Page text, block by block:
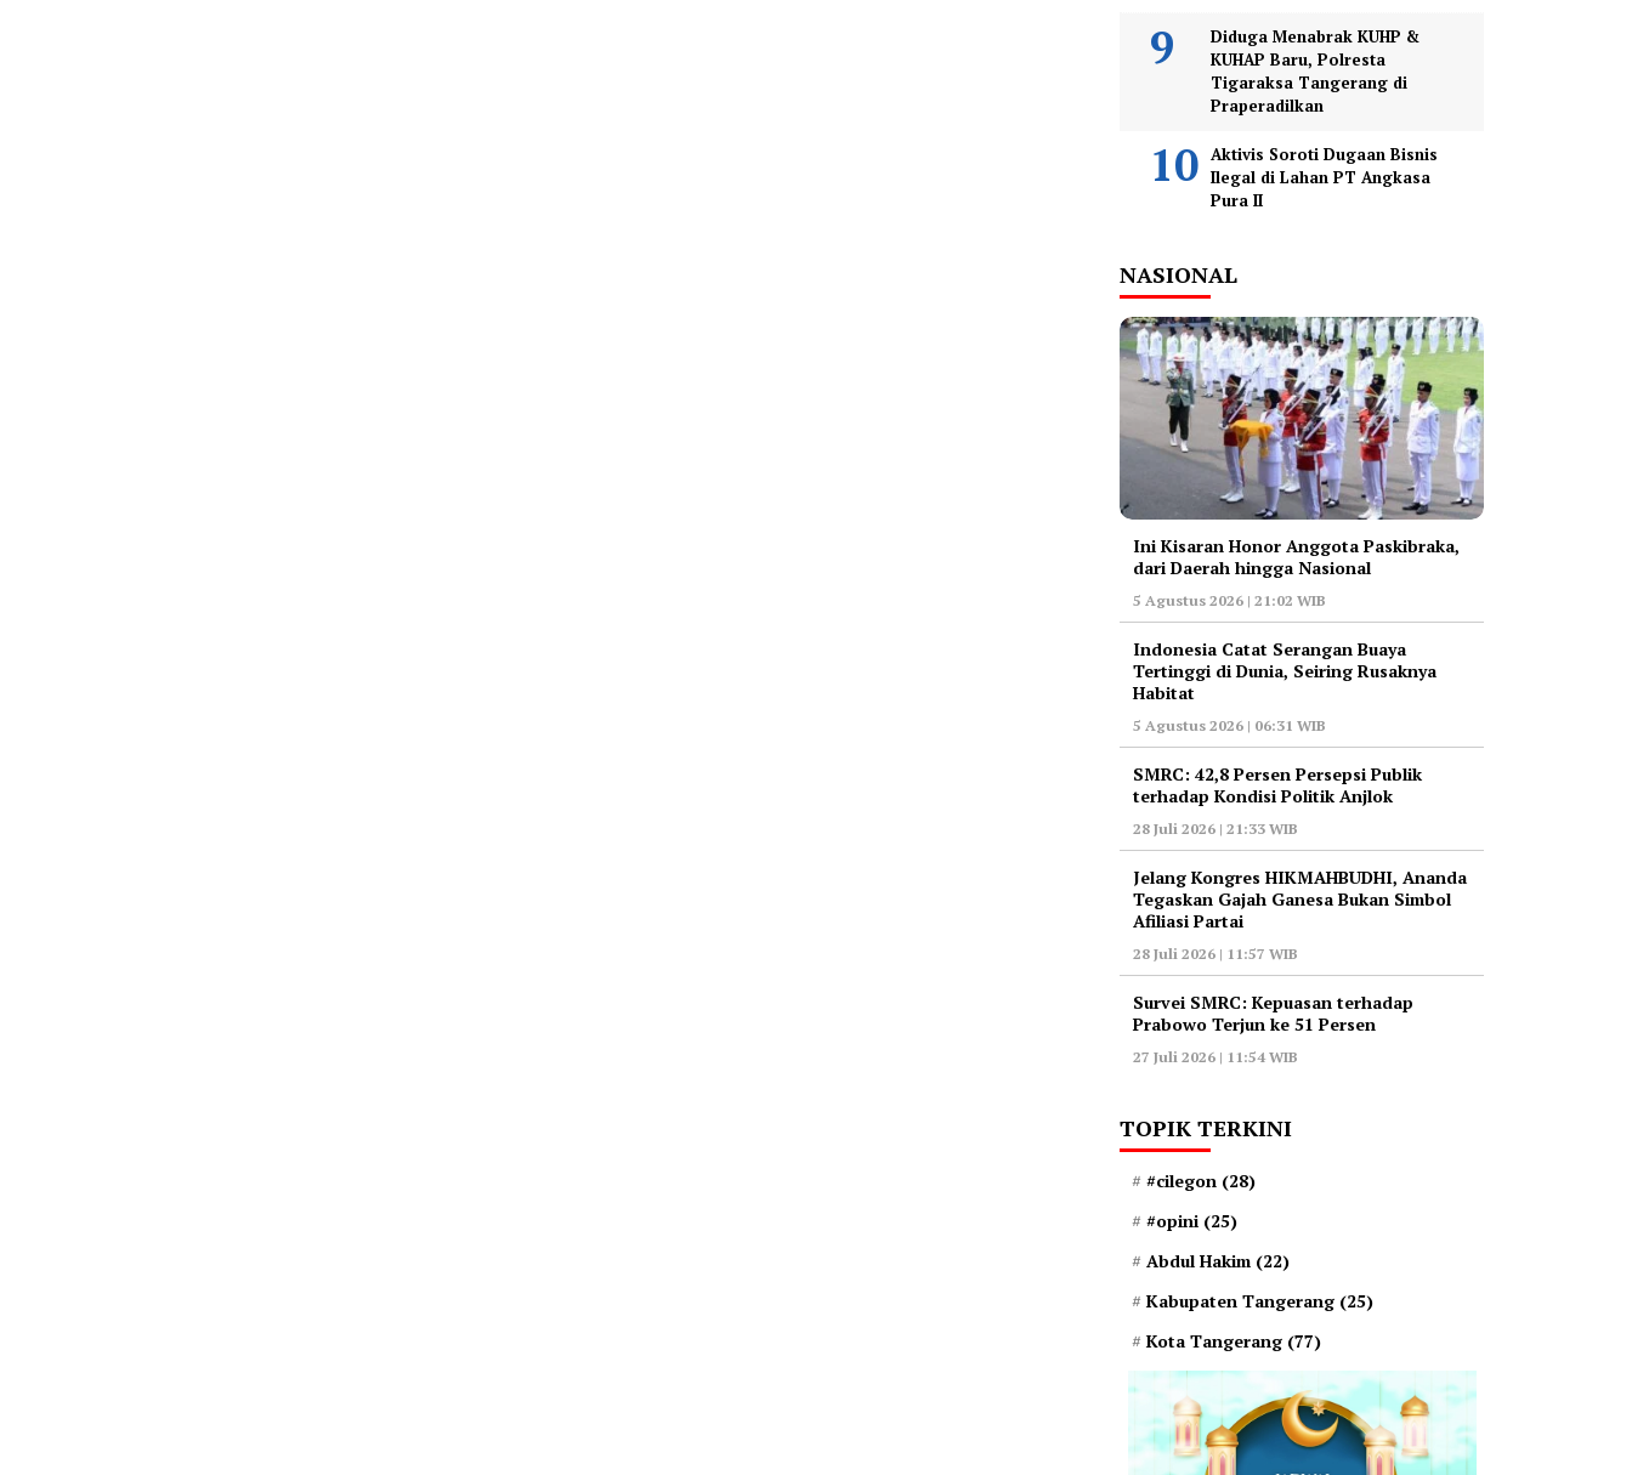
Diduga Menabrak KUHP &
KUHAP Baru, Polresta
Tigaraksa Tangerang di
Praperadilkan
Aktivis Soroti Dugaan Bisnis
Ilegal di Lahan PT Angkasa
Pura II
NASIONAL
Ini Kisaran Honor Anggota Paskibraka,
dari Daerah hingga Nasional
5 Agustus 2026 | 21:02 WIB
Indonesia Catat Serangan Buaya
Tertinggi di Dunia, Seiring Rusaknya
Habitat
5 Agustus 2026 | 06:31 WIB
‎SMRC: 42,8 Persen Persepsi Publik
terhadap Kondisi Politik Anjlok
28 Juli 2026 | 21:33 WIB
‎Jelang Kongres HIKMAHBUDHI, Ananda
Tegaskan Gajah Ganesa Bukan Simbol
Afiliasi Partai
28 Juli 2026 | 11:57 WIB
‎Survei SMRC: Kepuasan terhadap
Prabowo Terjun ke 51 Persen
27 Juli 2026 | 11:54 WIB
TOPIK TERKINI
#cilegon (28)
#opini (25)
Abdul Hakim (22)
Kabupaten Tangerang (25)
Kota Tangerang (77)